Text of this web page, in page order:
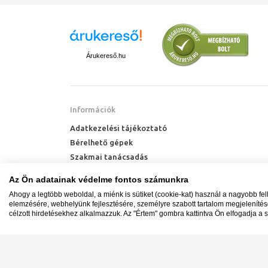
Árukereső.hu
Információk
Adatkezelési tájékoztató
Bérelhető gépek
Szakmai tanácsadás
Hőszivattyú kalkulátor
Az Ön adatainak védelme fontos számunkra
Ahogy a legtöbb weboldal, a miénk is sütiket (cookie-kat) használ a nagyobb
elemzésére, webhelyünk fejlesztésére, személyre szabott tartalom
célzott hirdetésekhez alkalmazzuk. Az "Értem" gombra kattintva Ön elfogadja a